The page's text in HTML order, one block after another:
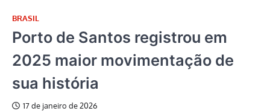
BRASIL
Porto de Santos registrou em
2025 maior movimentação de
sua história
17 de janeiro de 2026